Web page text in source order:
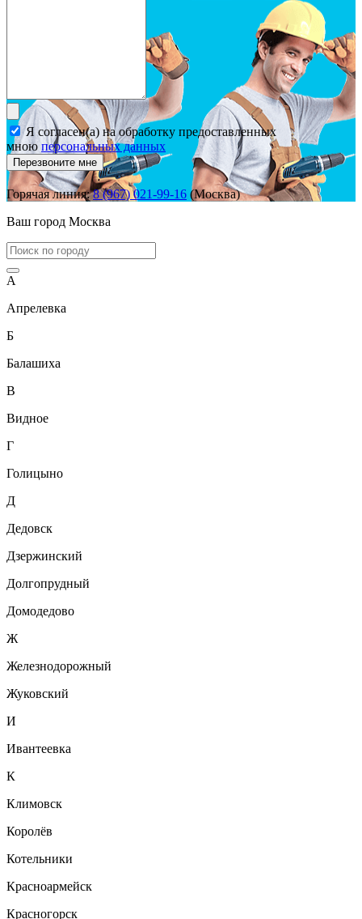
Я согласен(а) на обработку предоставленных
мною персональных данных
Перезвоните мне
Горячая линия:8 (967) 021-99-16 (Москва)
Ваш город Москва
А
Апрелевка
Б
Балашиха
В
Видное
Г
Голицыно
Д
Дедовск
Дзержинский
Долгопрудный
Домодедово
Ж
Железнодорожный
Жуковский
И
Ивантеевка
К
Климовск
Королёв
Котельники
Красноармейск
Красногорск